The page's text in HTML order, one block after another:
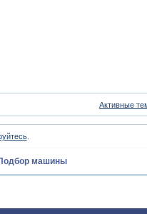
Активные
.
машины